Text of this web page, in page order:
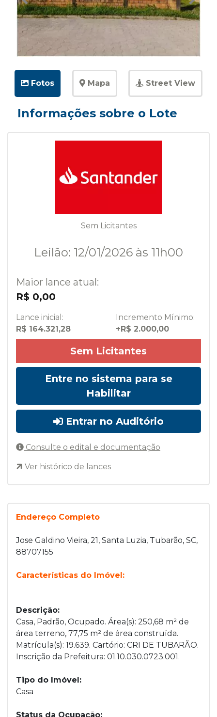
Fotos Mapa Street View
Informações sobre o Lote
Endereço Completo
Jose Galdino Vieira, 21, Santa Luzia, Tubarão, SC,
88707155
Características do Imóvel:
Descrição:
Casa, Padrão, Ocupado. Área(s): 250,68 m² de
área terreno, 77,75 m² de área construída.
Matrícula(s): 19.639. Cartório: CRI DE TUBARÃO.
Inscrição da Prefeitura: 01.10.030.0723.001.
Tipo do Imóvel:
Casa
Status da Ocupação:
Sem Licitantes
Leilão: 12/01/2026 às 11h00
Maior lance atual:
R$ 0,00
Lance inicial:
R$ 164.321,28
Incremento Mínimo:
+R$ 2.000,00
Sem Licitantes
Entre no sistema para se
Habilitar
Entrar no Auditório
Consulte o edital e documentação
Ver histórico de lances